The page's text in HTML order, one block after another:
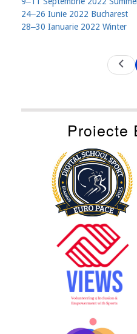
24‒26 Iunie 2022 Bucharest
28‒30 Ianuarie 2022 Winter
Proiecte